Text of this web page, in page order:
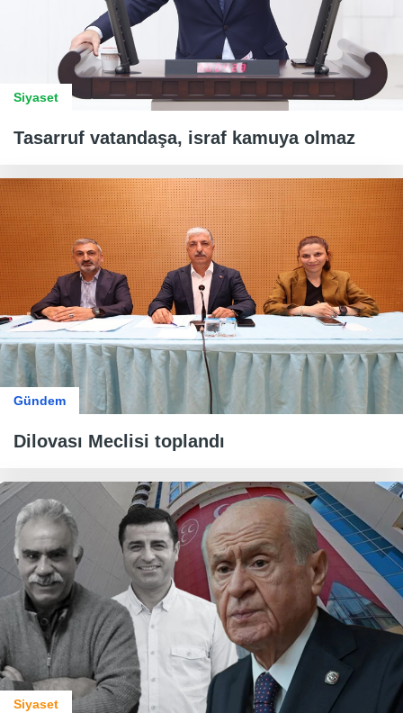
Siyaset
Tasarruf vatandaşa, israf kamuya olmaz
Gündem
Dilovası Meclisi toplandı
Siyaset